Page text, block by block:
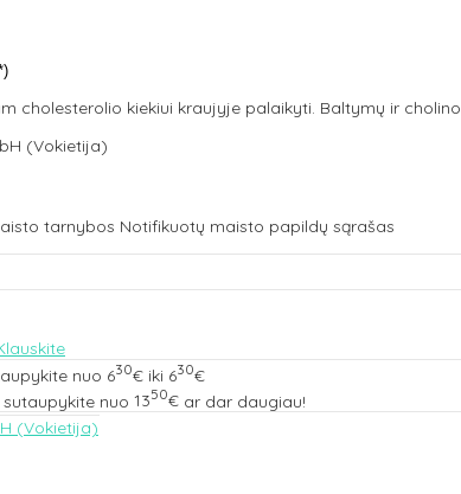
cholesterolio kiekiui kraujyje palaikyti. Baltymų ir cholino
(Vokietija)
tarnybos Notifikuotų maisto papildų sąrašas
nuo 630€ iki 630€
sutaupykite nuo 1350€ ar dar daugiau!
(Vokietija)